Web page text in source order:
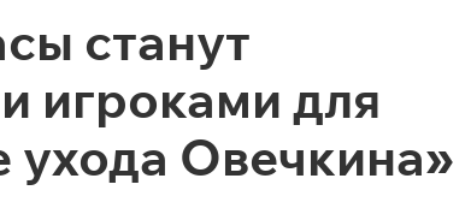
станут
игроками для
ухода Овечкина»